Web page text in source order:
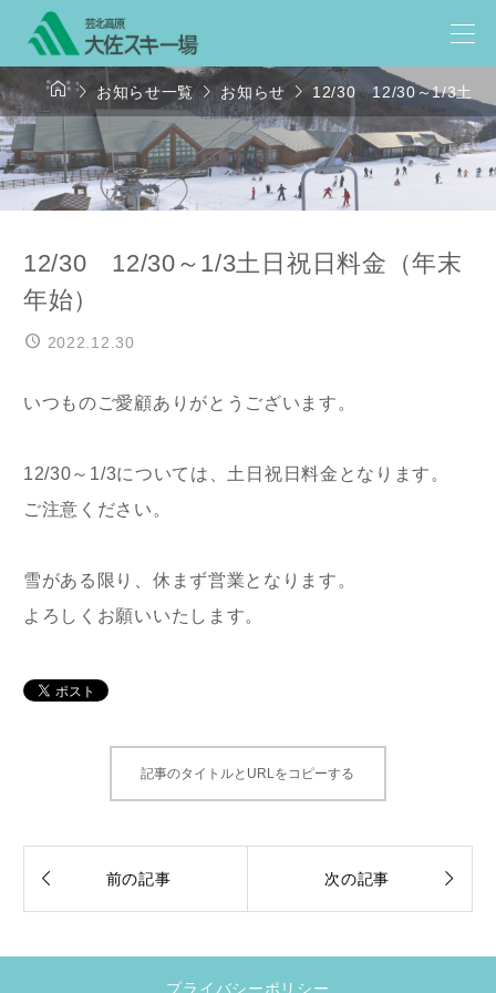
 お知らせ一覧お知らせ12/30 12/30～1/3土日
12/30 12/30～1/3土日祝日料金（年末
年始）
2022.12.30
いつものご愛顧ありがとうございます。
12/30～1/3については、土日祝日料金となります。
ご注意ください。
雪がある限り、休まず営業となります。
よろしくお願いいたします。
記事のタイトルとURLをコピーする
 前の記事 次の記事 
プライバシーポリシー